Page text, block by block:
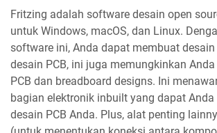
Fritzing adalah software desain open
untuk Windows, macOS, dan Linux.
software ini, Anda dapat membuat desain
desain PCB, ini juga memungkinkan
PCB dan breadboard designs. Ini
bagian elektronik inbuilt yang dapat
desain PCB Anda. Plus, alat penting